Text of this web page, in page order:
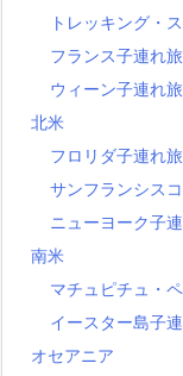
トレッキング・
フランス子連れ
ウィーン子連れ
北米
フロリダ子連れ
サンフランシス
ニューヨーク子
南米
マチュピチュ・
イースター島子
オセアニア